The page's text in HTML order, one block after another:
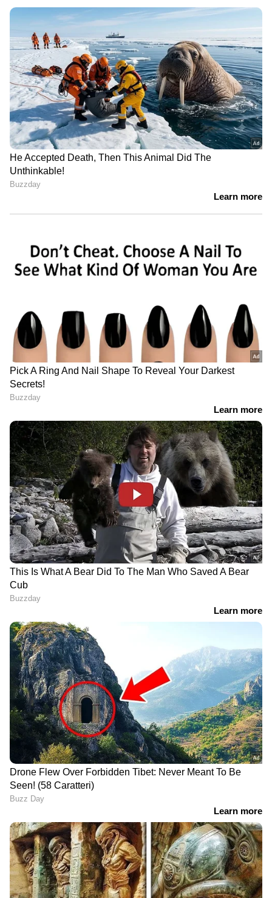
പ്ലേ​റ്റി​ല്‍ ക്രോ​മി​യം ഉ​പ​യോ​ഗി​ച്ച് ഹോ​ളോ​ഗ്രാ​ഫ്
രീ​തി​യി​ല്‍ അ​ക്ക​ങ്ങ​ള്‍ എ​ഴു​തി​യാ​ണ് അ​തി​സു​ര​
ക്ഷാ ന​മ്പ​ര്‍ പ്ലേ​റ്റു​ക​ള്‍ ത​യാ​റാ​ക്കു​ന്ന​ത്. ഈ
നമ്പര്‍ പ്ലേറ്റിനെക്കുറിച്ച് വിശദമായിട്ട് അറിയാം.
അതിസുരക്ഷാ രജിസ്‌ട്രേഷന്‍ പ്ലേറ്റ്
(എച്ച്.എസ്.ആര്‍.പി) പ്രത്യേകതകള്‍
എച്ച്.എസ്.ആര്‍.പിയും തേഡ്
രജിസ്‌ട്രേഷന്‍ മാര്‍ക്കും ഡീലര്‍മാര്‍
ഘടിപ്പിച്ച് നല്‍കും.
പ്ലേറ്റ് ഘടിപ്പിച്ച് വാഹനത്തിന്റെ ഡാറ്റ
വാഹന്‍ സോഫ്റ്റ്‌വെയറില്‍ അപ്‌ഡേറ്റ്
ചെയ്താല്‍ മാത്രമേ ആര്‍ടി ഓഫീസില്‍
ആര്‍സി ബുക്ക് പ്രിന്റ് ചെയ്യാനാകൂ.
ഈ പ്ലേറ്റുകളുടെ വിലയും ഫിറ്റിങ്ങ്
ചാര്‍ജും വാഹനവിലയില്‍
ഉള്‍പ്പെടുത്തുകയല്ലാതെ പ്രത്യേക വില
നമ്പര്‍ പ്ലേറ്റ് ഒരു എംഎം കനമുള്ള
അലുമിനിയം ഷീറ്റില്‍ നിര്‍മിച്ച്, ടെസ്റ്റിങ്ങ്
ഏജന്‍സി അംഗീകരിച്ച് AIS:159:2019
അനുസരിച്ച് നിര്‍മിക്കുന്നവയുമാണ്.
പ്ലേറ്റിന്റെ നാല് വശങ്ങളും റൗണ്ട്
ചെയ്തിട്ടുണ്ട്.ഇതിനൊപ്പം എംബസ്ഡ്
ബോര്‍ഡറും നല്‍കുന്നുണ്ട്.
വ്യാജ പ്ലേറ്റുകള്‍ തടയാന്‍ 20x20 എംഎം
സൈസുള്ള ക്രോമിയം ബേസ്ഡ്
ഹോളോഗ്രാം പ്ലേറ്റിന്റെ ഇടത് ഭാഗത്ത്
പതിപ്പിക്കും.
ഹോളോഗ്രാമില്‍ നീല നിറത്തില്‍
അശോകചക്രം ആലേഖനം ചെയ്യും.
നമ്പര്‍ പ്ലേറ്റുകള്‍ക്ക് കുറഞ്ഞത് അഞ്ച്
രഹസ്യവിവരത്തിൽ അർജുൻ
ആയങ്കിയെ പൂട്ടി